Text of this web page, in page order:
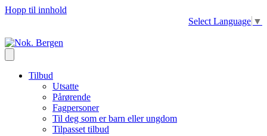
Hopp til innhold
Select Language ▼
Tilbud
Utsatte
Pårørende
Fagpersoner
Til deg som er barn eller ungdom
Tilpasset tilbud